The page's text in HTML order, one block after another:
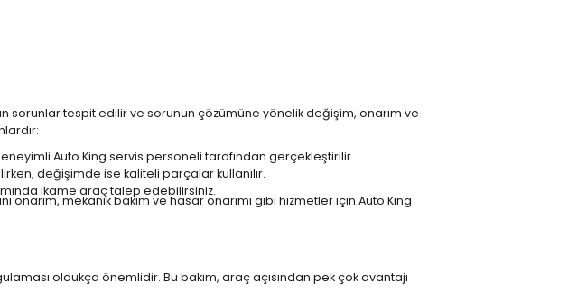
sorunlar tespit edilir ve sorunun çözümüne yönelik değişim, onarım ve
Auto King servis personeli tarafından gerçekleştirilir.
değişimde ise kaliteli parçalar kullanılır.
ikame araç talep edebilirsiniz.
onarım, mekanik bakım ve hasar onarımı gibi hizmetler için Auto King
oldukça önemlidir. Bu bakım, araç açısından pek çok avantajı